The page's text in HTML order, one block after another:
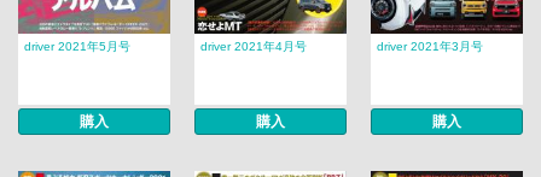
driver 2021年5月号
購入
driver 2021年4月号
購入
driver 2021年3月号
購入